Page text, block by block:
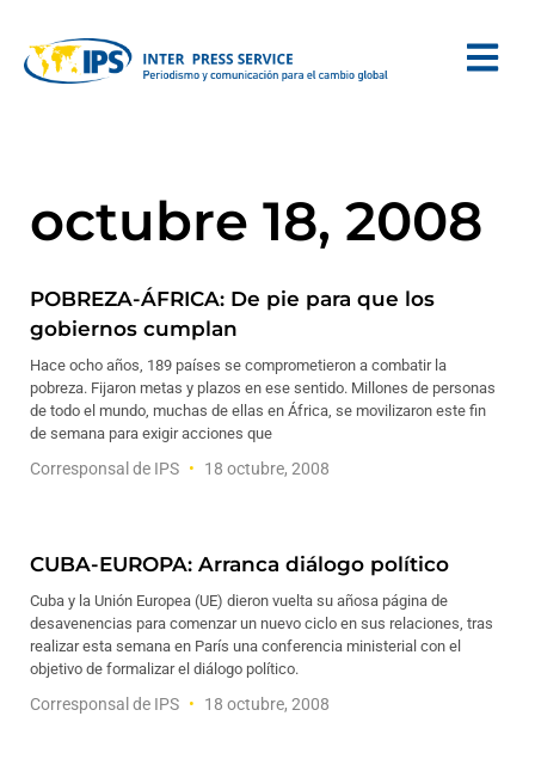
octubre 18, 2008
POBREZA-ÁFRICA: De pie para que los
gobiernos cumplan
Hace ocho años, 189 países se comprometieron a combatir la
pobreza. Fijaron metas y plazos en ese sentido. Millones de personas
de todo el mundo, muchas de ellas en África, se movilizaron este fin
de semana para exigir acciones que
Corresponsal de IPS 18 octubre, 2008
CUBA-EUROPA: Arranca diálogo político
Cuba y la Unión Europea (UE) dieron vuelta su añosa página de
desavenencias para comenzar un nuevo ciclo en sus relaciones, tras
realizar esta semana en París una conferencia ministerial con el
objetivo de formalizar el diálogo político.
Corresponsal de IPS 18 octubre, 2008